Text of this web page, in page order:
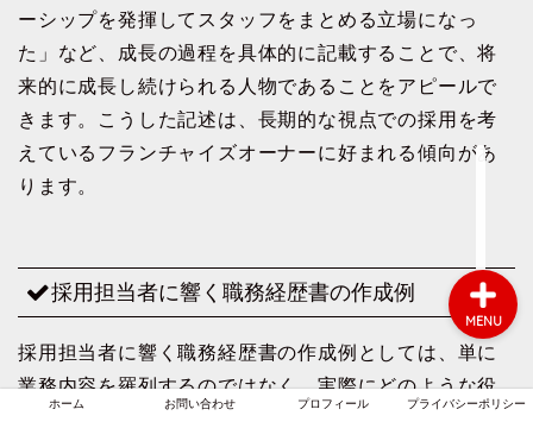
ーシップを発揮してスタッフをまとめる立場になっ
た」など、成長の過程を具体的に記載することで、将
来的に成長し続けられる人物であることをアピールで
きます。こうした記述は、長期的な視点での採用を考
えているフランチャイズオーナーに好まれる傾向があ
ります。
採用担当者に響く職務経歴書の作成例
採用担当者に響く職務経歴書の作成例としては、単に
業務内容を羅列するのではなく、実際にどのような役
ホーム お問い合わせ プロフィール プライバシーポリシー
MENU
お問い合わせ
プロフィール